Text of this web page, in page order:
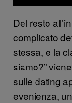
Del resto
complicato
stessa, e la
siamo?”
sulle dating
evenienza,